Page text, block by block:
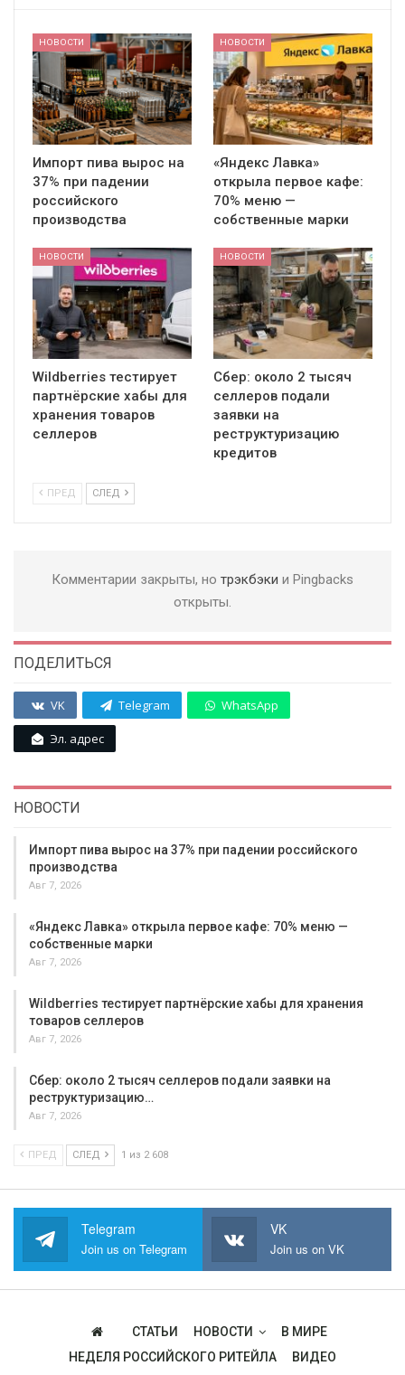
НОВОСТИ
Импорт пива вырос на
37% при падении
российского
производства
НОВОСТИ
«Яндекс Лавка»
открыла первое кафе:
70% меню —
собственные марки
НОВОСТИ
Wildberries тестирует
партнёрские хабы для
хранения товаров
селлеров
НОВОСТИ
Сбер: около 2 тысяч
селлеров подали
заявки на
реструктуризацию
кредитов
ПРЕД СЛЕД
Комментарии закрыты, но трэкбэки и Pingbacks
открыты.
ПОДЕЛИТЬСЯ
VK Telegram WhatsApp
Эл. адрес
НОВОСТИ
Импорт пива вырос на 37% при падении российского
производства
Авг 7, 2026
«Яндекс Лавка» открыла первое кафе: 70% меню —
собственные марки
Авг 7, 2026
Wildberries тестирует партнёрские хабы для хранения
товаров селлеров
Авг 7, 2026
Сбер: около 2 тысяч селлеров подали заявки на
реструктуризацию…
Авг 7, 2026
ПРЕД СЛЕД 1 из 2 608
Telegram
Join us on Telegram
VK
Join us on VK
СТАТЬИ НОВОСТИ
В МИРЕ
НЕДЕЛЯ РОССИЙСКОГО РИТЕЙЛА
ВИДЕО